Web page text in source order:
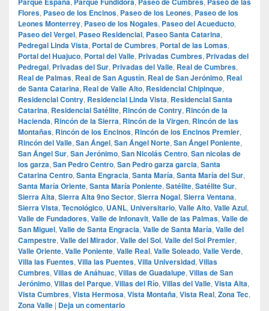
Flores, Paseo de los Encinos, Paseo de los Leones, Paseo de los
Leones Monterrey, Paseo de los Nogales, Paseo del Acueducto,
Paseo del Vergel, Paseo Residencial, Paseo Santa Catarina,
Pedregal Linda Vista, Portal de Cumbres, Portal de las Lomas,
Portal del Huajuco, Portal del Valle, Privadas Cumbres, Privadas del
Pedregal, Privadas del Sur, Privadas del Valle, Real de Cumbres,
Real de Palmas, Real de San Agustín, Real de San Jerónimo, Real
de Santa Catarina, Real de Valle Alto, Residencial Chipinque,
Residencial Contry, Residencial Linda Vista, Residencial Santa
Catarina, Residencial Satélite, Rincón de Contry, Rincón de la
Hacienda, Rincón de la Sierra, Rincón de la Virgen, Rincón de las
Montañas, Rincón de los Encinos, Rincón de los Encinos Premier,
Rincón del Valle, San Ángel, San Ángel Norte, San Ángel Poniente,
San Ángel Sur, San Jerónimo, San Nicolás Centro, San nicolas de
los garza, San Pedro Centro, San Pedro garza garcia, Santa
Catarina Centro, Santa Engracia, Santa María, Santa María del Sur,
Santa María Oriente, Santa María Poniente, Satélite, Satélite Sur,
Sierra Alta, Sierra Alta 9no Sector, Sierra Nogal, Sierra Ventana,
Sierra Vista, Tecnológico, UANL, Universitario, Valle Alto, Valle Azul,
Valle de Fundadores, Valle de Infonavit, Valle de las Palmas, Valle de
San Miguel, Valle de Santa Engracia, Valle de Santa María, Valle del
Campestre, Valle del Mirador, Valle del Sol, Valle del Sol Premier,
Valle Oriente, Valle Poniente, Valle Real, Valle Soleado, Valle Verde,
Villa las Fuentes, Villa las Puentes, Villa Universidad, Villas
Cumbres, Villas de Anáhuac, Villas de Guadalupe, Villas de San
Jerónimo, Villas del Parque, Villas del Río, Villas del Valle, Vista Alta,
Vista Cumbres, Vista Hermosa, Vista Montaña, Vista Real, Zona Tec,
Zona Valle | Deja un comentario